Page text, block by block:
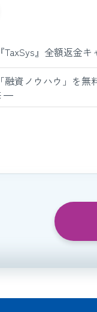
』全額返金キ
融資ノウハウ」を
―